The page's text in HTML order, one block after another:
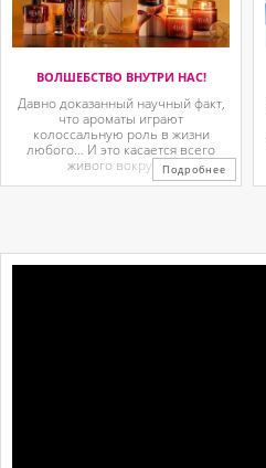
ВОЛШЕБСТВО ВНУТРИ НАС!
Давно доказанный научный факт,
что ароматы играют
колоссальную роль в жизни
любого… И это касается всего
живого вокруг. ...Подробнее